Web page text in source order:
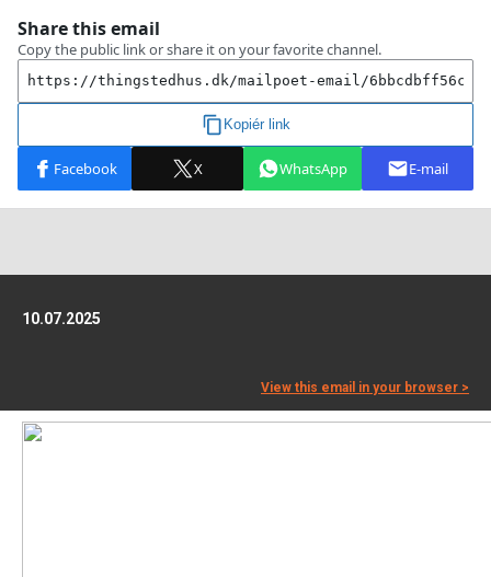
10.07.2025
View this email in your browser >